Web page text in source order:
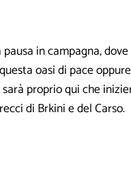
in campagna,
oasi di pace
proprio qui che
di Brkini e del Carso.